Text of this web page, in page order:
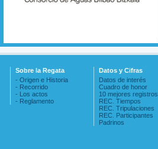
Sobre la Regata
- Origen e Historia
- Recorrido
- Los actos
- Reglamento
Datos y Cifras
Datos de interés
Cuadro de honor
10 mejores registros
REC. Tiempos
REC. Tripulaciones
REC. Participantes
Padrinos